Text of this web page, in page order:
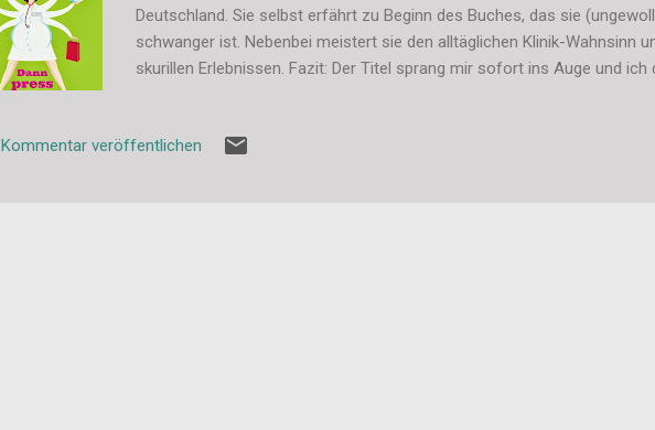
Deutschland. Sie selbst erfährt zu Beginn des Buches, das sie
schwanger ist. Nebenbei meistert sie den alltäglichen Klinik-Wahnsinn
skurillen Erlebnissen. Fazit: Der Titel sprang mir sofort ins Auge und ich
richtig verstehe schon zum 4. Mal). Da kann ich nur den Kopf schütteln.
Kommentar veröffentlichen